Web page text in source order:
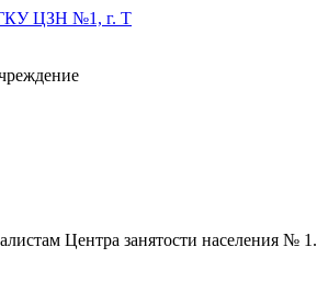
Центра занятости населения № 1.